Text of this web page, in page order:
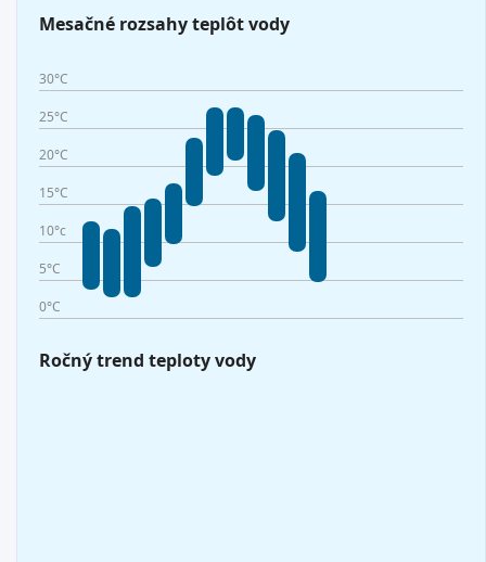
Mesačné rozsahy teplôt vody
30°C
25°C
20°C
15°C
10°c
5°C
0°C
Ročný trend teploty vody